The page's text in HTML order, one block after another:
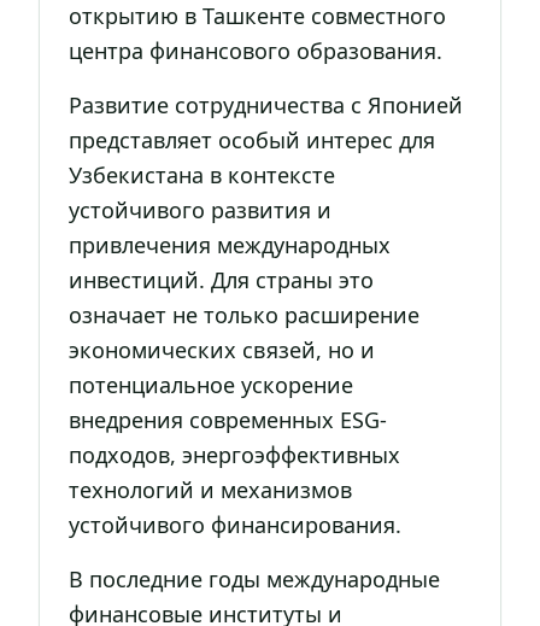
открытию в Ташкенте совместного
центра финансового образования.
Развитие сотрудничества с Японией
представляет особый интерес для
Узбекистана в контексте
устойчивого развития и
привлечения международных
инвестиций. Для страны это
означает не только расширение
экономических связей, но и
потенциальное ускорение
внедрения современных ESG-
подходов, энергоэффективных
технологий и механизмов
устойчивого финансирования.
В последние годы международные
финансовые институты и